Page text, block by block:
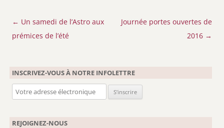
Navigation
des
← Un samedi de l’Astro aux
prémices de l’été
Journée portes ouvertes de
2016 →
INSCRIVEZ-VOUS À NOTRE INFOLETTRE
REJOIGNEZ-NOUS